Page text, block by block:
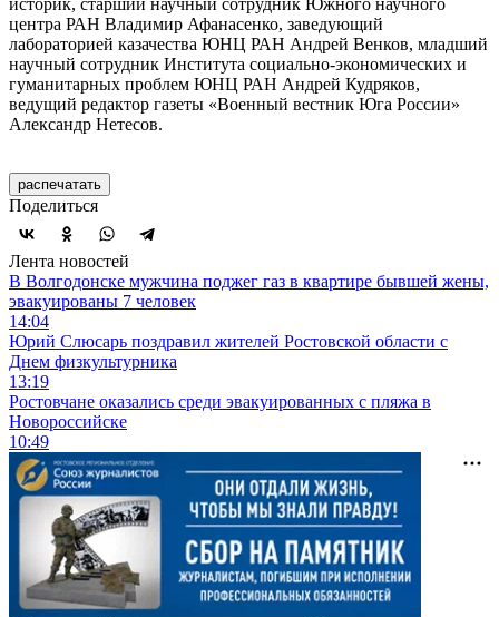
центра РАН Владимир Афанасенко, заведующий
лабораторией казачества ЮНЦ РАН Андрей Венков, младший
научный сотрудник Института социально-экономических и
гуманитарных проблем ЮНЦ РАН Андрей Кудряков,
ведущий редактор газеты «Военный вестник Юга России»
Александр Нетесов.
распечатать
Поделиться
Лента новостей
В Волгодонске мужчина поджег газ в квартире бывшей жены,
эвакуированы 7 человек
14:04
Юрий Слюсарь поздравил жителей Ростовской области с
Днем физкультурника
13:19
Ростовчане оказались среди эвакуированных с пляжа в
Новороссийске
10:49